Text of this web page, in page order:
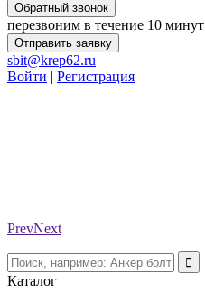
Обратный звонок
перезвоним в течение 10 минут
Отправить заявку
sbit@krep62.ru
Войти | Регистрация
PrevNext
Каталог